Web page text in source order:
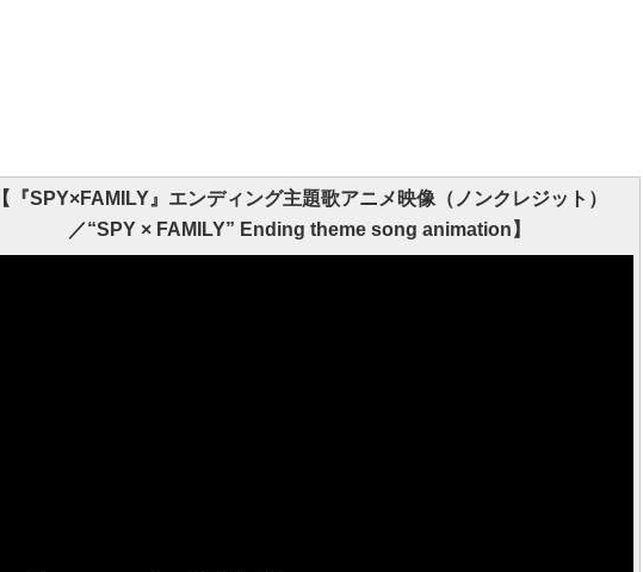
【『SPY×FAMILY』エンディング主題歌アニメ映像（ノンクレジット）
／“SPY × FAMILY” Ending theme song animation】